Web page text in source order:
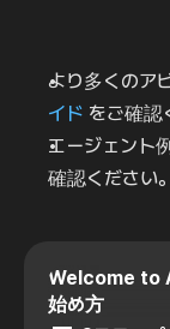
Welcome to
始め方
より多くのア
イド をご確認
エージェント
確認ください。